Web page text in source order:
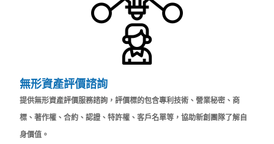
無形資產評價諮詢
提供無形資產評價服務諮詢，評價標的包含專利技術、營業秘密、商
標、著作權、合約、認證、特許權、客戶名單等，協助新創團隊了解自
身價值。